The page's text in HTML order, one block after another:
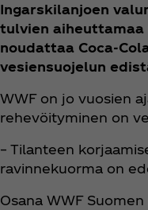
Ingarskilanjoen
tulvien aiheuttamaa
noudattaa
vesiensuojelun
WWF on jo vuosien
rehevöityminen on
– Tilanteen
ravinnekuorma on
Osana WWF